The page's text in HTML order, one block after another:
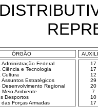
ÓRGÃO
Administração Federal
Ciência e Tecnologia
Cultura
Assuntos Estratégicos
Desenvolvimento Regional
Ambiente
Desportos
Forças Armadas
17
17
12
29
20
7
10
17